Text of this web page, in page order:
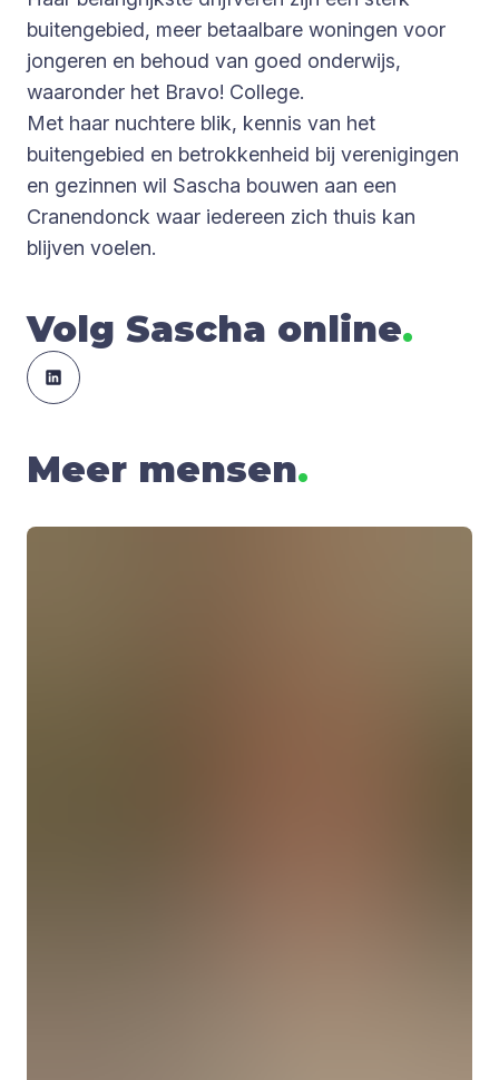
buitengebied, meer betaalbare woningen voor
jongeren en behoud van goed onderwijs,
waaronder het Bravo! College.
Met haar nuchtere blik, kennis van het
buitengebied en betrokkenheid bij verenigingen
en gezinnen wil Sascha bouwen aan een
Cranendonck waar iedereen zich thuis kan
blijven voelen.
Volg Sascha online.
Meer mensen.